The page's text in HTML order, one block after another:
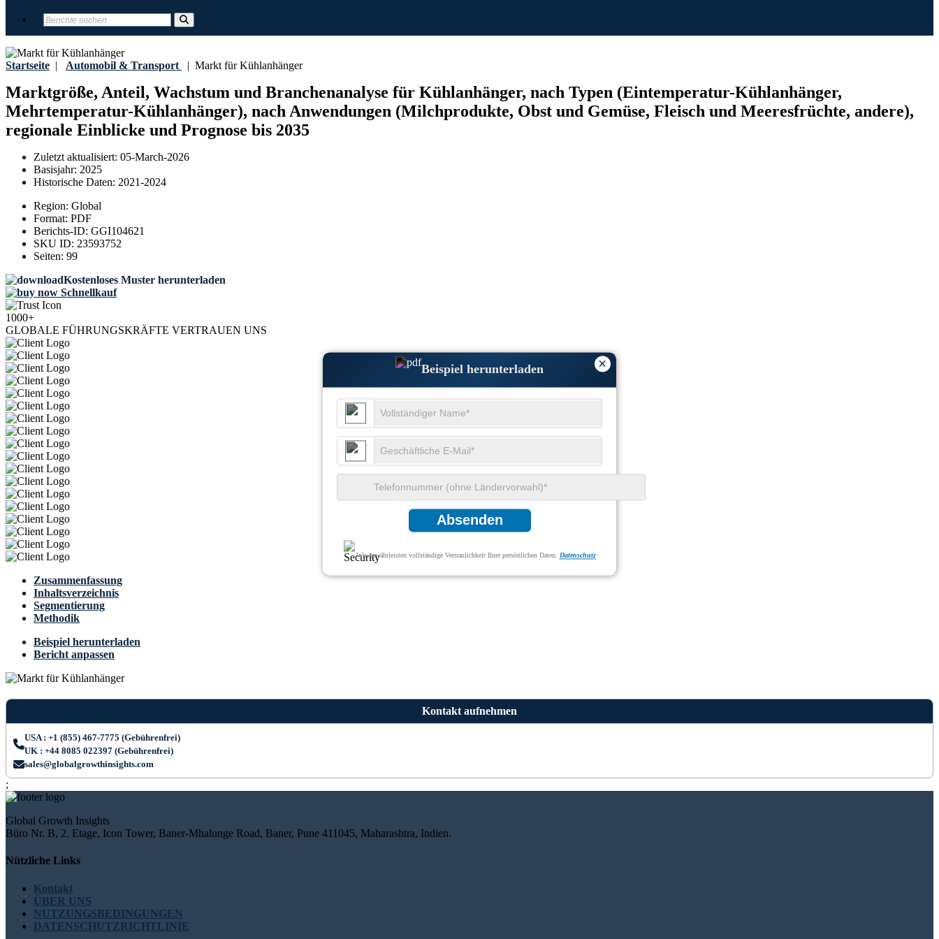
Startseite | Automobil & Transport | Markt für Kühlanhänger
Marktgröße, Anteil, Wachstum und Branchenanalyse für Kühlanhänger, nach Typen (Eintemperatur-Kühlanhänger,
Mehrtemperatur-Kühlanhänger), nach Anwendungen (Milchprodukte, Obst und Gemüse, Fleisch und Meeresfrüchte, andere),
regionale Einblicke und Prognose bis 2035
Zuletzt aktualisiert: 05-March-2026
Basisjahr: 2025
Historische Daten: 2021-2024
Region: Global
Format: PDF
Berichts-ID: GGI104621
SKU ID: 23593752
Seiten: 99
Kostenloses Muster herunterladen
Schnellkauf
1000+
GLOBALE FÜHRUNGSKRÄFTE VERTRAUEN UNS
×
Beispiel herunterladen
Absenden
Wir gewährleisten vollständige Vertraulichkeit Ihrer persönlichen Daten. Datenschutz
Zusammenfassung
Inhaltsverzeichnis
Segmentierung
Methodik
Beispiel herunterladen
Bericht anpassen
Kontakt aufnehmen
USA : +1 (855) 467-7775 (Gebührenfrei)
UK : +44 8085 022397 (Gebührenfrei)
sales@globalgrowthinsights.com
;
Global Growth Insights
Büro Nr. B, 2. Etage, Icon Tower, Baner-Mhalunge Road, Baner, Pune 411045, Maharashtra, Indien.
Nützliche Links
Kontakt
ÜBER UNS
NUTZUNGSBEDINGUNGEN
DATENSCHUTZRICHTLINIE